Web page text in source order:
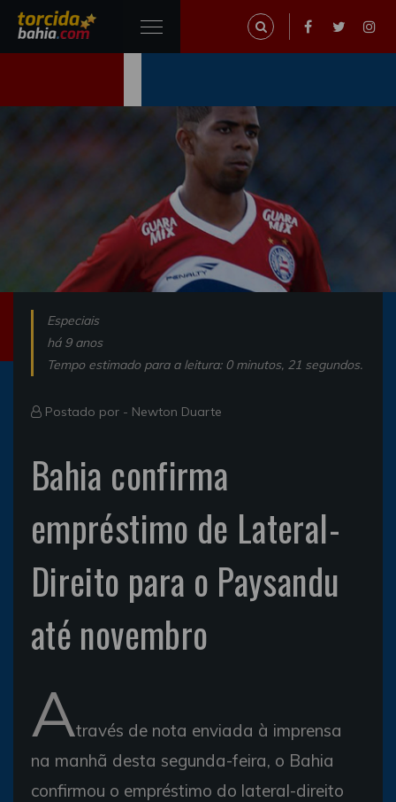
Especiais
há 9 anos
Tempo estimado para a leitura: 0 minutos, 21 segundos.
Postado por - Newton Duarte
Bahia confirma
empréstimo de Lateral-
Direito para o Paysandu
até novembro
Através de nota enviada à imprensa
na manhã desta segunda-feira, o Bahia
confirmou o empréstimo do lateral-direito